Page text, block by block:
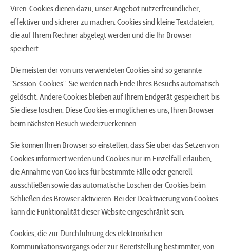
Viren. Cookies dienen dazu, unser Angebot nutzerfreundlicher,
effektiver und sicherer zu machen. Cookies sind kleine Textdateien,
die auf Ihrem Rechner abgelegt werden und die Ihr Browser
speichert.
Die meisten der von uns verwendeten Cookies sind so genannte
“Session-Cookies”. Sie werden nach Ende Ihres Besuchs automatisch
gelöscht. Andere Cookies bleiben auf Ihrem Endgerät gespeichert bis
Sie diese löschen. Diese Cookies ermöglichen es uns, Ihren Browser
beim nächsten Besuch wiederzuerkennen.
Sie können Ihren Browser so einstellen, dass Sie über das Setzen von
Cookies informiert werden und Cookies nur im Einzelfall erlauben,
die Annahme von Cookies für bestimmte Fälle oder generell
ausschließen sowie das automatische Löschen der Cookies beim
Schließen des Browser aktivieren. Bei der Deaktivierung von Cookies
kann die Funktionalität dieser Website eingeschränkt sein.
Cookies, die zur Durchführung des elektronischen
Kommunikationsvorgangs oder zur Bereitstellung bestimmter, von